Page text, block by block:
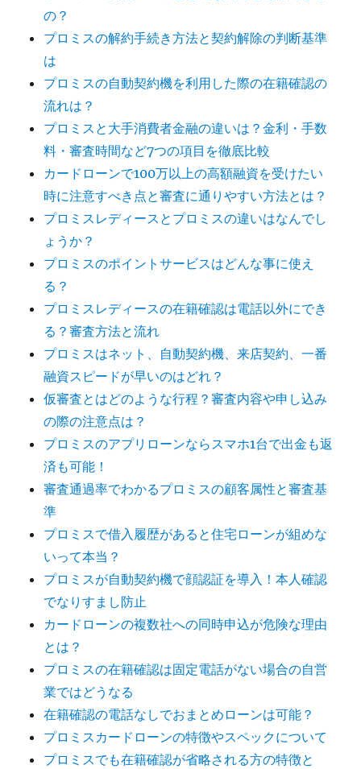
の？
プロミスの解約手続き方法と契約解除の判断基準
は
プロミスの自動契約機を利用した際の在籍確認の
流れは？
プロミスと大手消費者金融の違いは？金利・手数
料・審査時間など7つの項目を徹底比較
カードローンで100万以上の高額融資を受けたい
時に注意すべき点と審査に通りやすい方法とは？
プロミスレディースとプロミスの違いはなんでし
ょうか？
プロミスのポイントサービスはどんな事に使え
る？
プロミスレディースの在籍確認は電話以外にでき
る？審査方法と流れ
プロミスはネット、自動契約機、来店契約、一番
融資スピードが早いのはどれ？
仮審査とはどのような行程？審査内容や申し込み
の際の注意点は？
プロミスのアプリローンならスマホ1台で出金も返
済も可能！
審査通過率でわかるプロミスの顧客属性と審査基
準
プロミスで借入履歴があると住宅ローンが組めな
いって本当？
プロミスが自動契約機で顔認証を導入！本人確認
でなりすまし防止
カードローンの複数社への同時申込が危険な理由
とは？
プロミスの在籍確認は固定電話がない場合の自営
業ではどうなる
在籍確認の電話なしでおまとめローンは可能？
プロミスカードローンの特徴やスペックについて
プロミスでも在籍確認が省略される方の特徴と